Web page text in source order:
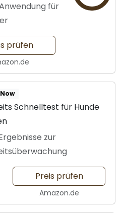
für
prüfen
Schnelltest für Hunde
zur
Preis prüfen
Amazon.de